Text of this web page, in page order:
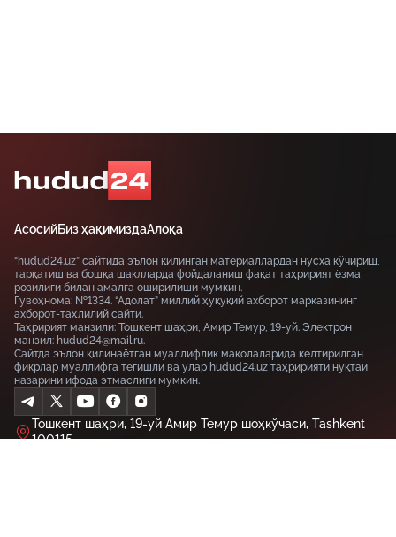
АсосийБиз ҳақимиздаАлоқа
“hudud24.uz” сайтида эълон қилинган материаллардан нусха кўчириш,
тарқатиш ва бошқа шаклларда фойдаланиш фақат таҳририят ёзма
розилиги билан амалга оширилиши мумкин.
Гувоҳнома: №1334. “Адолат” миллий ҳуқуқий ахборот марказининг
ахборот-таҳлилий сайти.
Таҳририят манзили: Тошкент шаҳри, Амир Темур, 19-уй. Электрон
манзил: hudud24@mail.ru.
Сайтда эълон қилинаётган муаллифлик мақолаларида келтирилган
фикрлар муаллифга тегишли ва улар hudud24.uz таҳририяти нуқтаи
назарини ифода этмаслиги мумкин.
Тошкент шаҳри, 19-уй Амир Темур шоҳкўчаси, Tashkent
100115